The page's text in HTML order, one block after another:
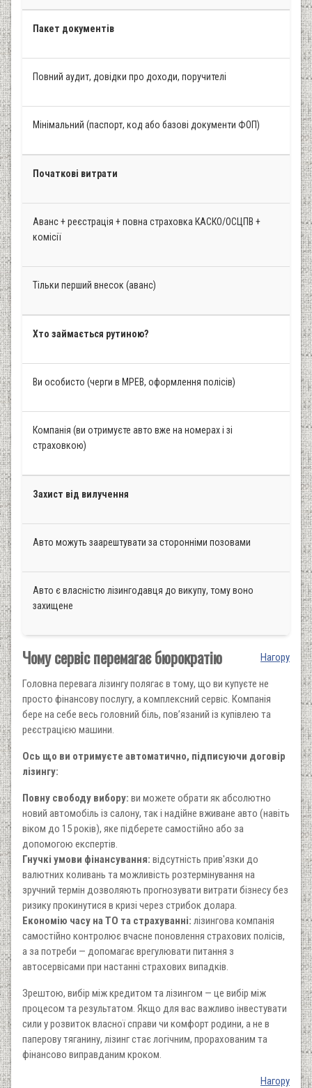
Пакет документів
Повний аудит, довідки про доходи, поручителі
Мінімальний (паспорт, код або базові документи ФОП)
Початкові витрати
Аванс + реєстрація + повна страховка КАСКО/ОСЦПВ +
комісії
Тільки перший внесок (аванс)
Хто займається рутиною?
Ви особисто (черги в МРЕВ, оформлення полісів)
Компанія (ви отримуєте авто вже на номерах і зі
страховкою)
Захист від вилучення
Авто можуть заарештувати за сторонніми позовами
Авто є власністю лізингодавця до викупу, тому воно
захищене
Нагору
Чому сервіс перемагає бюрократію
Головна перевага лізингу полягає в тому, що ви купуєте не
просто фінансову послугу, а комплексний сервіс. Компанія
бере на себе весь головний біль, пов’язаний із купівлею та
реєстрацією машини.
Ось що ви отримуєте автоматично, підписуючи договір
лізингу:
Повну свободу вибору: ви можете обрати як абсолютно
новий автомобіль із салону, так і надійне вживане авто (навіть
віком до 15 років), яке підберете самостійно або за
допомогою експертів.
Гнучкі умови фінансування: відсутність прив'язки до
валютних коливань та можливість розтермінування на
зручний термін дозволяють прогнозувати витрати бізнесу без
ризику прокинутися в кризі через стрибок долара.
Економію часу на ТО та страхуванні: лізингова компанія
самостійно контролює вчасне поновлення страхових полісів,
а за потреби — допомагає врегулювати питання з
автосервісами при настанні страхових випадків.
Зрештою, вибір між кредитом та лізингом — це вибір між
процесом та результатом. Якщо для вас важливо інвестувати
сили у розвиток власної справи чи комфорт родини, а не в
паперову тяганину, лізинг стає логічним, прорахованим та
фінансово виправданим кроком.
Нагору